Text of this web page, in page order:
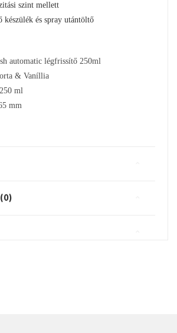
szint mellett
és spray utántöltő
automatic légfrissítő 250ml
& Vaníllia
ml
mm